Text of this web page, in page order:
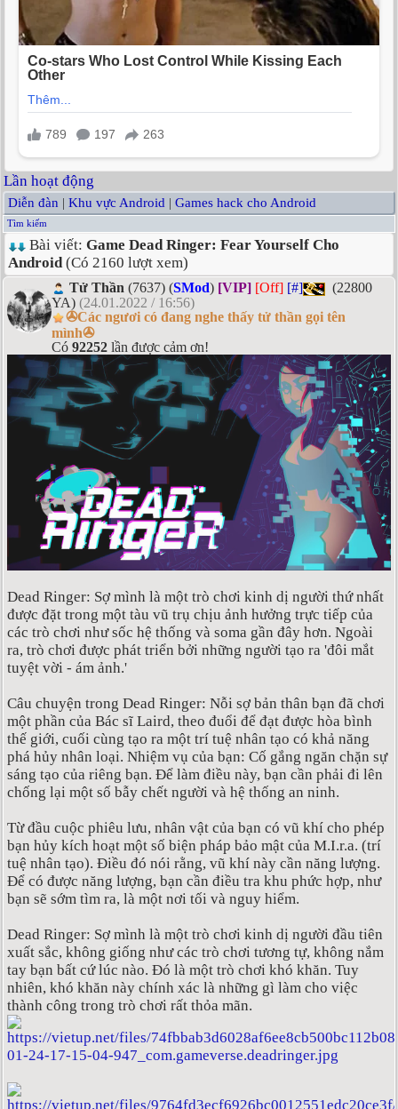
Lần hoạt động
Diễn đàn | Khu vực Android | Games hack cho Android
Tìm kiếm
Bài viết: Game Dead Ringer: Fear Yourself Cho
Android(Có 2160 lượt xem)
Tử Thần (7637) (SMod) [VIP] [Off] [#]
(22800
YA) (24.01.2022 / 16:56)
✇Các ngươi có đang nghe thấy tử thần gọi tên
mình✇
Có 92252 lần được cảm ơn!
Dead Ringer: Sợ mình là một trò chơi kinh dị người thứ nhất
được đặt trong một tàu vũ trụ chịu ảnh hưởng trực tiếp của
các trò chơi như sốc hệ thống và soma gần đây hơn. Ngoài
ra, trò chơi được phát triển bởi những người tạo ra 'đôi mắt
tuyệt vời - ám ảnh.'
Câu chuyện trong Dead Ringer: Nỗi sợ bản thân bạn đã chơi
một phần của Bác sĩ Laird, theo đuổi để đạt được hòa bình
thế giới, cuối cùng tạo ra một trí tuệ nhân tạo có khả năng
phá hủy nhân loại. Nhiệm vụ của bạn: Cố gắng ngăn chặn sự
sáng tạo của riêng bạn. Để làm điều này, bạn cần phải đi lên
chống lại một số bẫy chết người và hệ thống an ninh.
Từ đầu cuộc phiêu lưu, nhân vật của bạn có vũ khí cho phép
bạn hủy kích hoạt một số biện pháp bảo mật của M.I.r.a. (trí
tuệ nhân tạo). Điều đó nói rằng, vũ khí này cần năng lượng.
Để có được năng lượng, bạn cần điều tra khu phức hợp, như
bạn sẽ sớm tìm ra, là một nơi tối và nguy hiểm.
Dead Ringer: Sợ mình là một trò chơi kinh dị người đầu tiên
xuất sắc, không giống như các trò chơi tương tự, không nắm
tay bạn bất cứ lúc nào. Đó là một trò chơi khó khăn. Tuy
nhiên, khó khăn này chính xác là những gì làm cho việc
thành công trong trò chơi rất thỏa mãn.